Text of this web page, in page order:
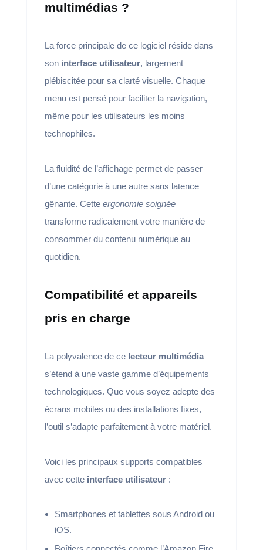
multimédias ?
La force principale de ce logiciel réside dans
son interface utilisateur, largement
plébiscitée pour sa clarté visuelle. Chaque
menu est pensé pour faciliter la navigation,
même pour les utilisateurs les moins
technophiles.
La fluidité de l’affichage permet de passer
d’une catégorie à une autre sans latence
gênante. Cette ergonomie soignée
transforme radicalement votre manière de
consommer du contenu numérique au
quotidien.
Compatibilité et appareils
pris en charge
La polyvalence de ce lecteur multimédia
s’étend à une vaste gamme d’équipements
technologiques. Que vous soyez adepte des
écrans mobiles ou des installations fixes,
l’outil s’adapte parfaitement à votre matériel.
Voici les principaux supports compatibles
avec cette interface utilisateur:
Smartphones et tablettes sous Android ou
iOS.